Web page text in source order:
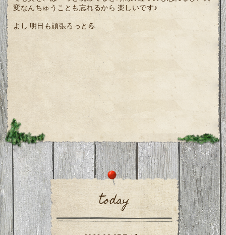
変なんちゅうことも忘れるから 楽しいです♪
よし 明日も頑張ろっと💪
today